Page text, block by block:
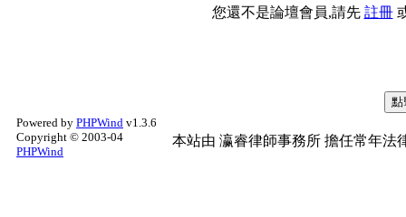
您還不是論壇會員,請先 註冊
Powered by PHPWind v1.3.6
Copyright © 2003-04
PHPWind
本站由 瀛睿律師事務所 擔任常年法